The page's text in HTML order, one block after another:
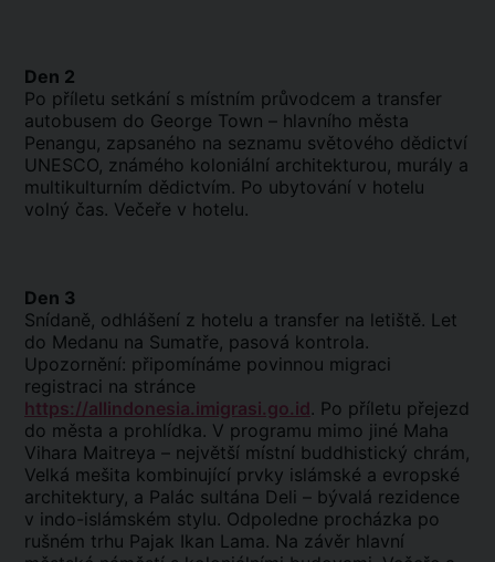
Den 2
Po příletu setkání s místním průvodcem a transfer
autobusem do George Town – hlavního města
Penangu, zapsaného na seznamu světového dědictví
UNESCO, známého koloniální architekturou, murály a
multikulturním dědictvím. Po ubytování v hotelu
volný čas. Večeře v hotelu.
Den 3
Snídaně, odhlášení z hotelu a transfer na letiště. Let
do Medanu na Sumatře, pasová kontrola.
Upozornění: připomínáme povinnou migraci
registraci na stránce
https://allindonesia.imigrasi.go.id. Po příletu přejezd
do města a prohlídka. V programu mimo jiné Maha
Vihara Maitreya – největší místní buddhistický chrám,
Velká mešita kombinující prvky islámské a evropské
architektury, a Palác sultána Deli – bývalá rezidence
v indo-islámském stylu. Odpoledne procházka po
rušném trhu Pajak Ikan Lama. Na závěr hlavní